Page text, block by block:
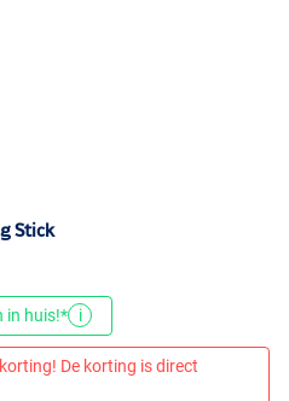
Stick
in huis!* i
De korting is direct